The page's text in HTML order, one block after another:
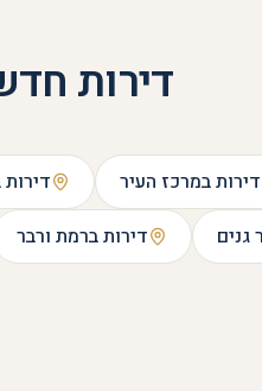
דירות
דירות במרכז העיר דירות
גנים דירות ברמת ורבר